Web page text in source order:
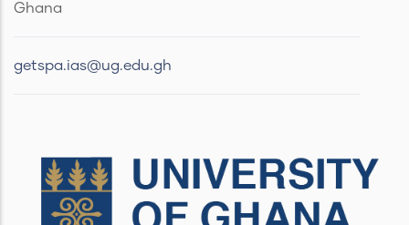
Ghana
getspa.ias@ug.edu.gh